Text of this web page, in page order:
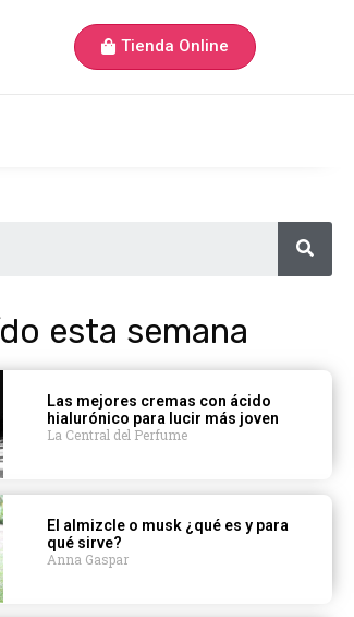
Tienda Online
esta semana
Las mejores cremas con ácido
hialurónico para lucir más joven
La Central del Perfume
El almizcle o musk ¿qué es y para
qué sirve?
Anna Gaspar